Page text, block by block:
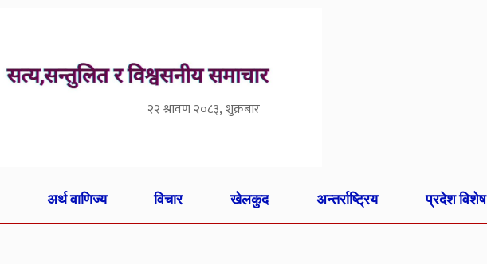
२२ श्रावण २०८३, शुक्रबार
अर्थ वाणिज्य विचार खेलकुद अन्तर्राष्ट्रिय प्रदेश विशेष